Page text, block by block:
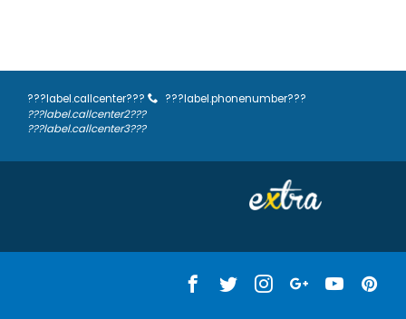
???label.callcenter???
???label.phonenumber???
???label.callcenter2???
???label.callcenter3???